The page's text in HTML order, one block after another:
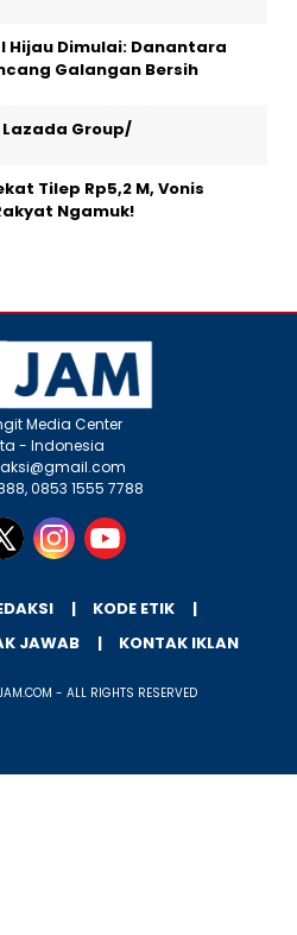
Hijau Dimulai: Danantara
Galangan Bersih
Lazada Group/
Tilep Rp5,2 M, Vonis
Ngamuk!
Media Center
- Indonesia
0853 1555 7788
KODE ETIK
JAWAB KONTAK IKLAN
- ALL RIGHTS RESERVED